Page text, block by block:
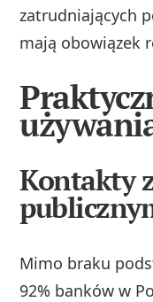
zatrudniających
mają obowiązek
Kontakty
Mimo braku
92% banków w